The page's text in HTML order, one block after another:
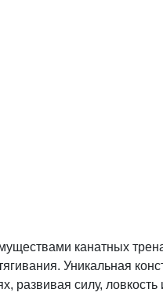
канатных
Уникальная
развивая силу,